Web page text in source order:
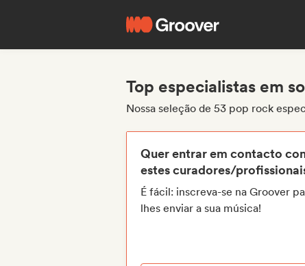
Top especialistas em
Nossa seleção de 53 pop rock
Quer entrar em contacto
estes curadores/
É fácil: inscreva-se na Groover
lhes enviar a sua música!